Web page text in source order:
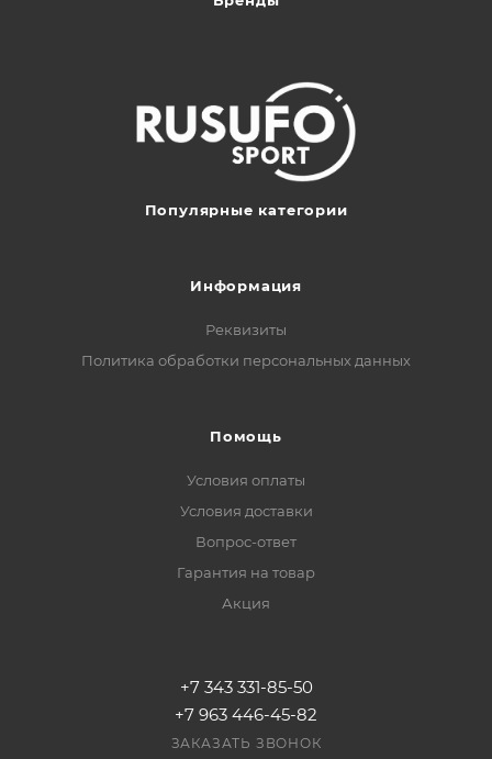
Популярные категории
Информация
Реквизиты
Политика обработки персональных данных
Помощь
Условия оплаты
Условия доставки
Вопрос-ответ
Гарантия на товар
Акция
+7 343 331-85-50
+7 963 446-45-82
ЗАКАЗАТЬ ЗВОНОК